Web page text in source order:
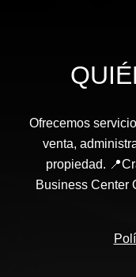
Ofrecemos
venta,
propiedad.
Business Center